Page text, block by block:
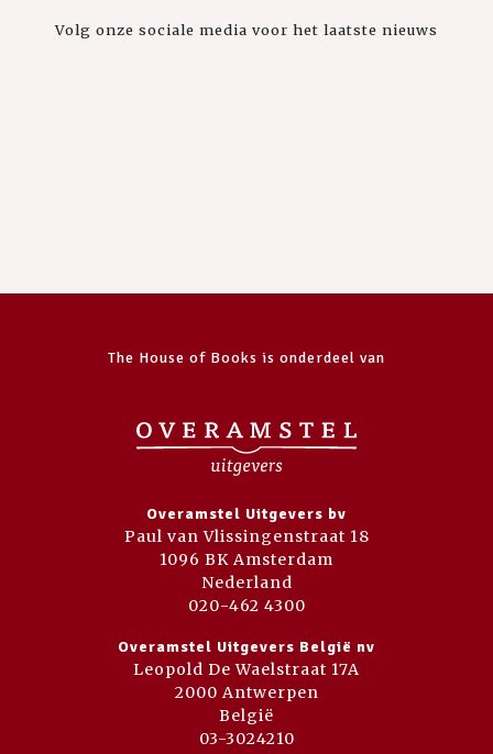
Volg onze sociale media voor het laatste nieuws
The House of Books is onderdeel van
Overamstel Uitgevers bv
Paul van Vlissingenstraat 18
1096 BK Amsterdam
Nederland
020-462 4300
Overamstel Uitgevers België nv
Leopold De Waelstraat 17A
2000 Antwerpen
België
03-3024210